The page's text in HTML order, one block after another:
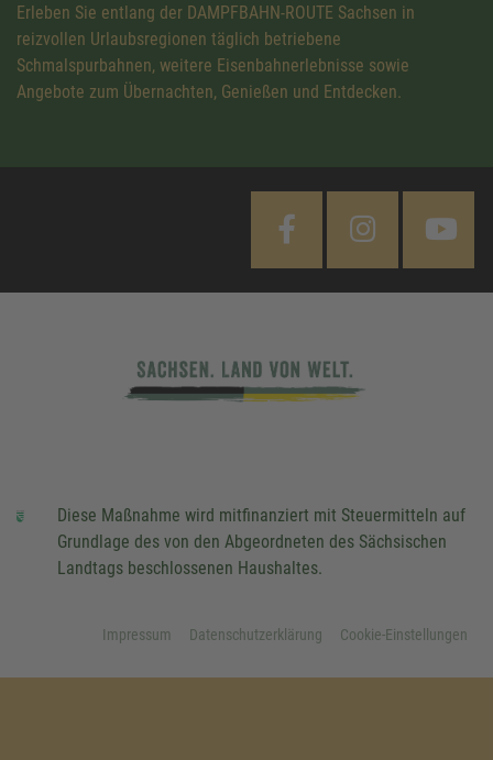
Erleben Sie entlang der DAMPFBAHN-ROUTE Sachsen in
reizvollen Urlaubsregionen täglich betriebene
Schmalspurbahnen, weitere Eisenbahnerlebnisse sowie
Angebote zum Übernachten, Genießen und Entdecken.
Diese Maßnahme wird mitfinanziert mit Steuermitteln auf
Grundlage des von den Abgeordneten des Sächsischen
Landtags beschlossenen Haushaltes.
Impressum Datenschutzerklärung Cookie-Einstellungen